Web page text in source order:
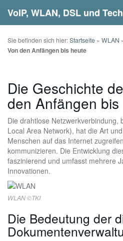
main
VoIP, WLAN, DSL und
Sie befinden sich hier:Startseite » WLAN
Von den Anfängen bis heute
Die Geschichte
den Anfängen
Die drahtlose Netzwerkverbindung,
Local Area Network), hat die Art
Menschen auf das Internet
kommunizieren. Die Entwicklung
faszinierend und umfasst mehrere
Innovationen.
WLAN ©TKI
Die Bedeutung der